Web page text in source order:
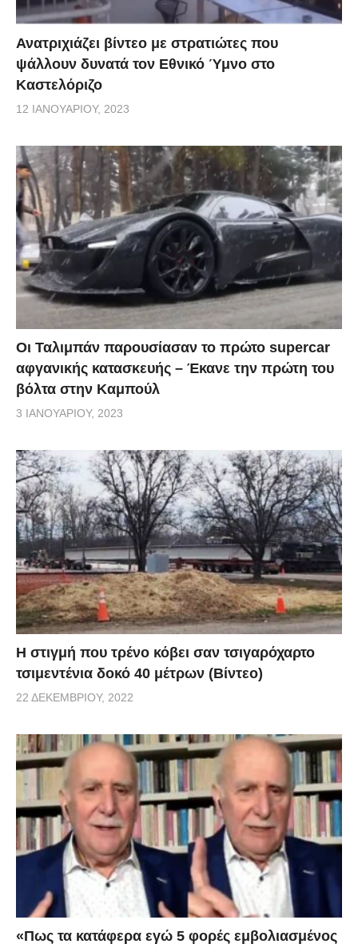
Ανατριχιάζει βίντεο με στρατιώτες που
ψάλλουν δυνατά τον Εθνικό Ύμνο στο
Καστελόριζο
12 ΙΑΝΟΥΑΡΊΟΥ, 2023
Οι Ταλιμπάν παρουσίασαν το πρώτο supercar
αφγανικής κατασκευής – Έκανε την πρώτη του
βόλτα στην Καμπούλ
3 ΙΑΝΟΥΑΡΊΟΥ, 2023
H στιγμή που τρένο κόβει σαν τσιγαρόχαρτο
τσιμεντένια δοκό 40 μέτρων (Βίντεο)
22 ΔΕΚΕΜΒΡΊΟΥ, 2022
«Πως τα κατάφερα εγώ 5 φορές εμβoλιασμένος